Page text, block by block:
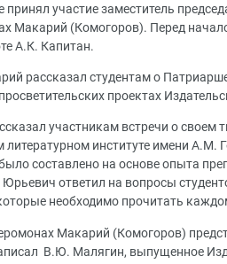
принял участие заместитель
Макарий (Комогоров). Перед
А.К. Капитан.
рассказал студентам о
проектах
участникам встречи о своем
литературном институте имени А.М.
составлено на основе опыта
ответил на вопросы
необходимо прочитать
Макарий (Комогоров)
В.Ю. Малягин, выпущенное